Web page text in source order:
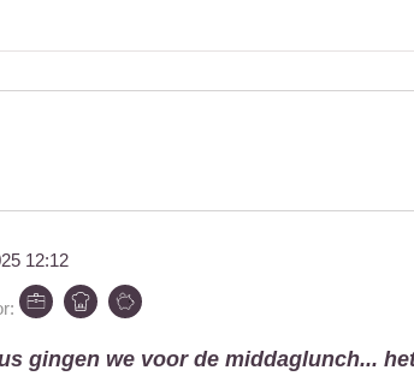
12:12
gingen we voor de middaglunch...